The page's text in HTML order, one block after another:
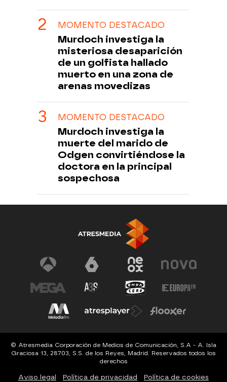
MOMENTO DESTACADO
Murdoch investiga la
misteriosa desaparición
de un golfista hallado
muerto en una zona de
arenas movedizas
MOMENTO DESTACADO
Murdoch investiga la
muerte del marido de
Odgen convirtiéndose la
doctora en la principal
sospechosa
© Atresmedia Corporación de Medios de Comunicación, S.A - A. Isla
Graciosa 13, 28703, S.S. de los Reyes, Madrid. Reservados todos los
derechos
Aviso legal Política de privacidad Política de cookies